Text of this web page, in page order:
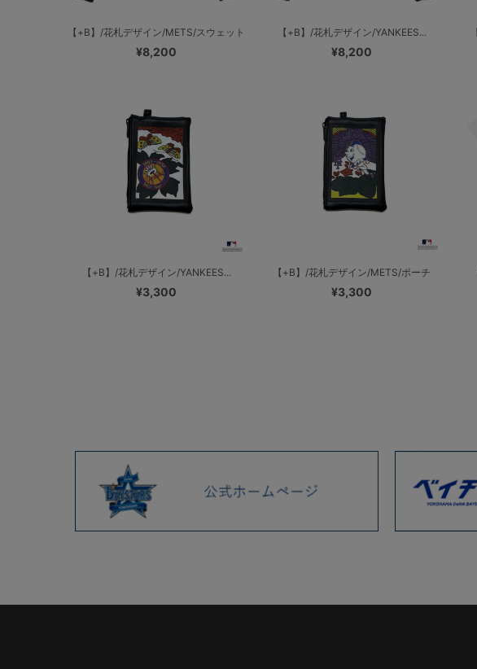
【+B】/花札デザイン/METS/スウェット
¥8,200
【+B】/花札デザイン/YANKEES...
¥8,200
【+B】/花札デザイン/YANKEES...
¥3,300
【+B】/花札デザイン/METS/ポーチ
¥3,300